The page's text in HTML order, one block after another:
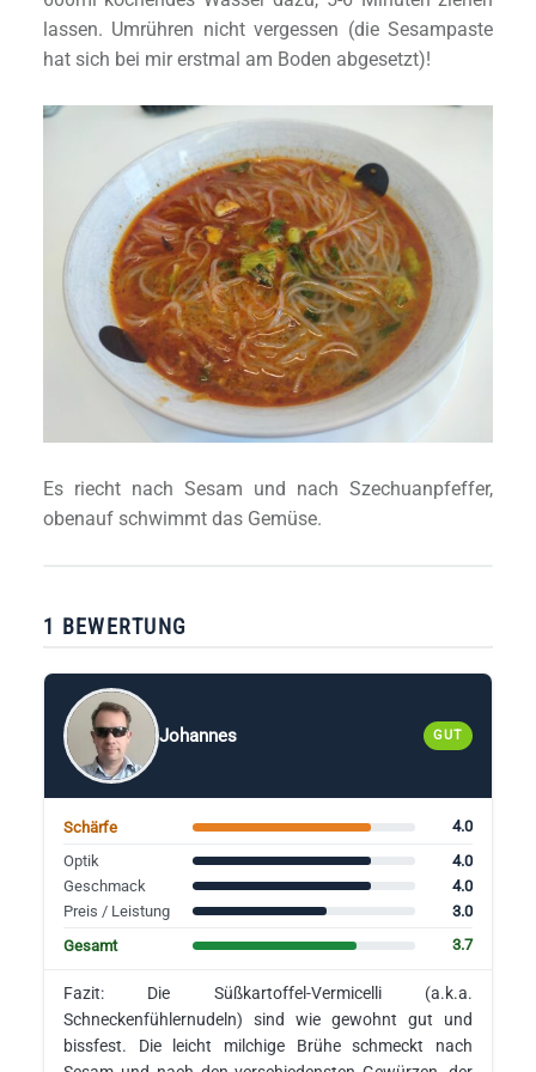
lassen. Umrühren nicht vergessen (die Sesampaste
hat sich bei mir erstmal am Boden abgesetzt)!
Es riecht nach Sesam und nach Szechuanpfeffer,
obenauf schwimmt das Gemüse.
1 BEWERTUNG
Johannes GUT
Schärfe
4.0
Optik
4.0
Geschmack
4.0
Preis / Leistung
3.0
Gesamt
3.7
Fazit: Die Süßkartoffel-Vermicelli (a.k.a.
Schneckenfühlernudeln) sind wie gewohnt gut und
bissfest. Die leicht milchige Brühe schmeckt nach